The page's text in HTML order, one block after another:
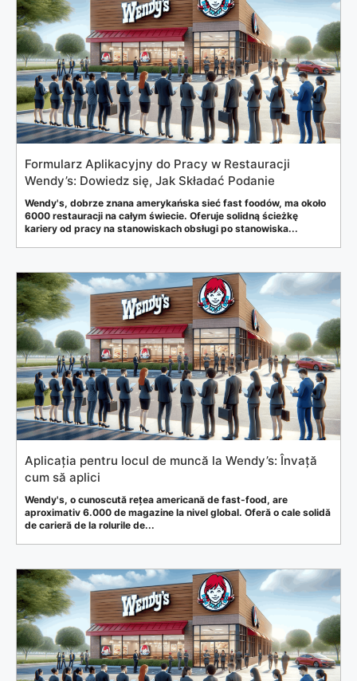
Formularz Aplikacyjny do Pracy w Restauracji
Wendy’s: Dowiedz się, Jak Składać Podanie
Wendy's, dobrze znana amerykańska sieć fast foodów, ma około
6000 restauracji na całym świecie. Oferuje solidną ścieżkę
kariery od pracy na stanowiskach obsługi po stanowiska...
Aplicația pentru locul de muncă la Wendy’s: Învață
cum să aplici
Wendy's, o cunoscută rețea americană de fast-food, are
aproximativ 6.000 de magazine la nivel global. Oferă o cale solidă
de carieră de la rolurile de...